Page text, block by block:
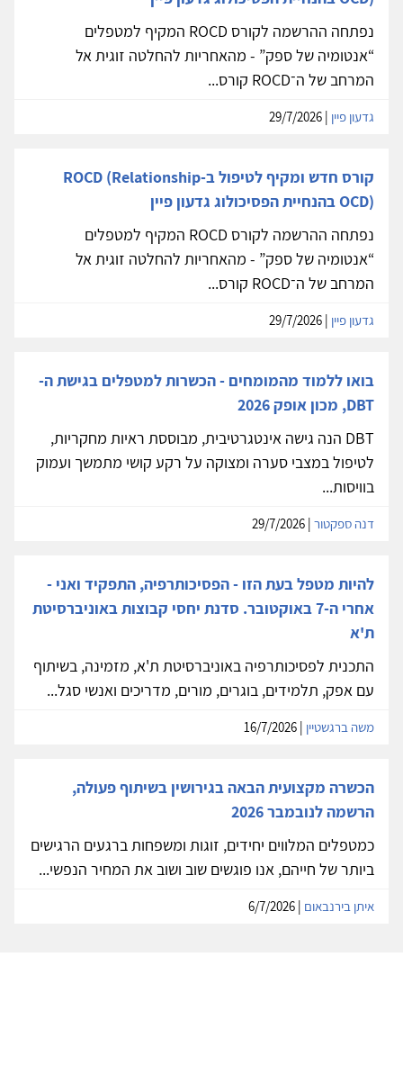
נפתחה ההרשמה לקורס ROCD המקיף למטפלים
“אנטומיה של ספק” - מהאחריות להחלטה זוגית אל
המרחב של ה־ROCD קורס...
גדעון פיין
קורס חדש ומקיף לטיפול ב-ROCD (Relationship
OCD) בהנחיית הפסיכולוג גדעון פיין
נפתחה ההרשמה לקורס ROCD המקיף למטפלים
“אנטומיה של ספק” - מהאחריות להחלטה זוגית אל
המרחב של ה־ROCD קורס...
גדעון פיין
בואו ללמוד מהמומחים - הכשרות למטפלים בגישת ה-
DBT, מכון אופק 2026
DBT הנה גישה אינטגרטיבית, מבוססת ראיות מחקריות,
לטיפול במצבי סערה ומצוקה על רקע קושי מתמשך ועמוק
בוויסות...
דנה ספקטור
להיות מטפל בעת הזו - הפסיכותרפיה, התפקיד ואני -
אחרי ה-7 באוקטובר. סדנת יחסי קבוצות באוניברסיטת
ת'א
התכנית לפסיכותרפיה באוניברסיטת ת'א, מזמינה, בשיתוף
עם אפק, תלמידים, בוגרים, מורים, מדריכים ואנשי סגל...
משה ברגשטיין
הכשרה מקצועית הבאה בגירושין בשיתוף פעולה,
הרשמה לנובמבר 2026
כמטפלים המלווים יחידים, זוגות ומשפחות ברגעים הרגישים
ביותר של חייהם, אנו פוגשים שוב ושוב את המחיר הנפשי...
איתן בירנבאום